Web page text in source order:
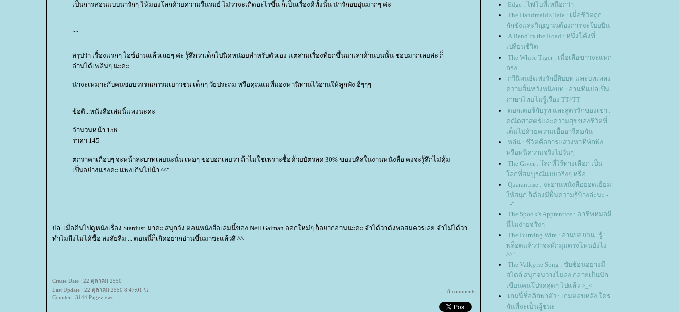
เป็นการสอนแบบน่ารักๆ ให้มองโลกด้วยความรื่นรมย์ ไม่ว่าจะเกิดอะไรขึ้น ก็เป็นเรื่องดีทั้งนั้น น่ารักอบอุ่นมากๆ ค่ะ
....
สรุปว่า เรื่องแรกๆ ไอซ์อ่านแล้วเฉยๆ ค่ะ รู้สึกว่าเด็กไปนิดหน่อยสำหรับตัวเอง แต่สามเรื่องที่ยกขึ้นมาเล่าด้านบนนั้น ชอบมากเลยล่ะ ก็
อ่านได้เพลินๆ นะคะ
น่าจะเหมาะกับคนชอบวรรณกรรมเยาวชน เด็กๆ วัยประถม หรือคุณแม่ที่มองหานิทานไว้อ่านให้ลูกฟัง ฮี่ๆๆๆ
ข้อติ...หนังสือเล่มนี้แพงนะคะ
จำนวนหน้า 156
ราคา 145
ตกราคาเกือบๆ จะหน้าละบาทเลยนะนั่น เหอๆ ขอบอกเลยว่า ถ้าไม่ใช่เพราะซื้อด้วยบัตรลด 30% ของบลิสในงานหนังสือ คงจะรู้สึกไม่คุ้ม
เป็นอย่างแรงค่ะ แพงเกินไปน้า ^^"
ปล. เมื่อคืนไปดูหนังเรื่อง Stardust มาค่ะ สนุกจัง ตอนหนังสือเล่มนี้ของ Neil Gaiman ออกใหม่ๆ ก็อยากอ่านนะคะ จำได้ว่าดังพอสมควรเลย จำไม่ได้ว่า
ทำไมถึงไม่ได้ซื้อ สงสัยลืม ... ตอนนี้ก็เกิดอยากอ่านขึ้นมาซะแล้วสิ ^^
Create Date : 22 ตุลาคม 2550
Last Update : 22 ตุลาคม 2550 8:47:01 น.
Counter : 3144 Pageviews.
8 comments
Edge : ไพ่ใบที่เหนือกว่า
The Handmaid's Tale : เมื่อชีวิตถูก
กักขังและวิญญาณต้องการจะโบยบิน
A Bend in the Road : หนึ่งโค้งที่
เปลี่ยนชีวิต
The White Tiger : เมื่อเสือขาวจะแหก
กรง
กวีนิพนธ์แห่งรักยี่สิบบท และบทเพลง
ความสิ้นหวังหนึ่งบท : อ่านที่แปลเป็น
ภาษาไทยไม่รู้เรื่อง TT^TT
ดอกเตอร์กับรูท และสูตรรักของเขา :
คณิตศาสตร์และความสุขของชีวิตที่
เต็มไปด้วยความเอื้ออารีต่อกัน
หล่น : ชีวิตคือการแสวงหาที่พักพิง
หรือหนีความจริงไปวันๆ
The Giver : โลกที่ไร้ทางเลือก เป็น
ลกที่สมบูรณ์แบบจริงๆ หรือ
Quarantine : จะอ่านหนังสือยอดเยี่ยม
ห้สนุก ก็ต้องมีพื้นความรู้บ้างล่ะนะ -
_-"
The Spook's Apprentice : อาชีพหมอผี
นี่ไม่ง่ายจริงๆ
The Burning Wire : อ่านบ่อยจน "รู้"
พล็อตแล้วว่าจะหักมุมตรงไหนยังไง
^^"
The Valkyrie Song : ซับซ้อนอย่างมี
สไตล์ สนุกจนวางไม่ลง กลายเป็นนัก
เขียนคนโปรดสุดๆ ไปแล้ว >_<
เกมนี้ชื่อลักพาตัว : เกมตลบหลัง ใคร
กันที่จะเป็นผู้ชนะ